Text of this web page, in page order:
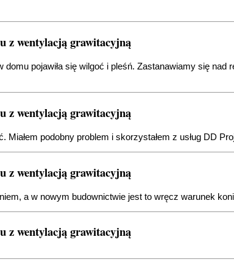
z wentylacją grawitacyjną
domu pojawiła się wilgoć i pleśń. Zastanawiamy się
z wentylacją grawitacyjną
podobny problem i skorzystałem z usług DD
z wentylacją grawitacyjną
a w nowym budownictwie jest to wręcz warunek
z wentylacją grawitacyjną